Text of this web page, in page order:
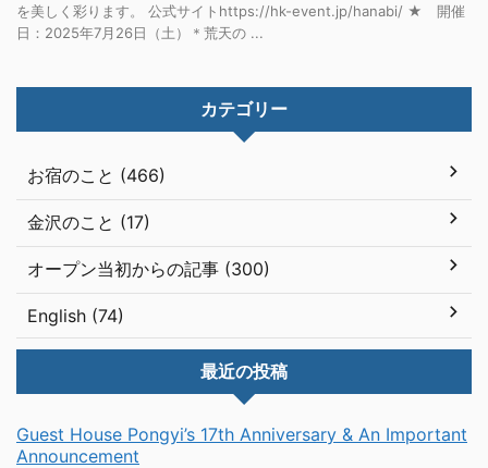
を美しく彩ります。 公式サイトhttps://hk-event.jp/hanabi/ ★ 開催
日：2025年7月26日（土）＊荒天の ...
カテゴリー
お宿のこと (466)
金沢のこと (17)
オープン当初からの記事 (300)
English (74)
最近の投稿
Guest House Pongyi’s 17th Anniversary & An Important
Announcement